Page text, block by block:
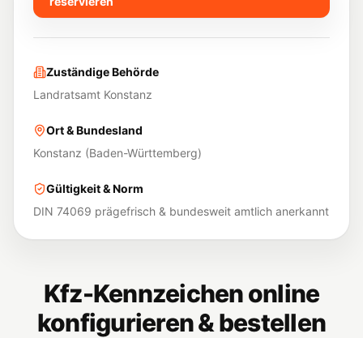
Zuständige Behörde
Landratsamt Konstanz
Ort & Bundesland
Konstanz (Baden-Württemberg)
Gültigkeit & Norm
DIN 74069 prägefrisch & bundesweit amtlich anerkannt
Kfz-Kennzeichen online
konfigurieren & bestellen